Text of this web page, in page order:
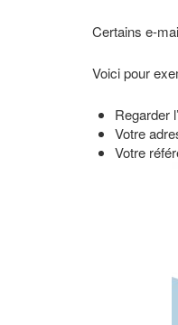
Certains e-
Voici pour
Regarder
Votre
Votre